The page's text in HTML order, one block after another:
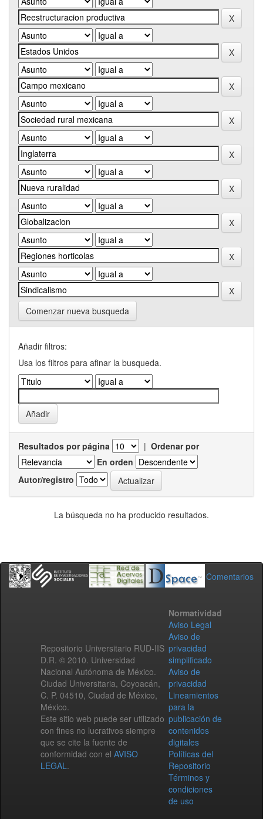
Comenzar nueva busqueda
Añadir filtros:
Usa los filtros para afinar la busqueda.
Resultados por página | Ordenar por
En orden
Autor/registro
La búsqueda no ha producido resultados.
Comentarios
Repositorio Universitario RUD-IIS
D.R. © 2010. Universidad
Nacional Autónoma de México.
Ciudad Universitaria, Coyoacán,
C. P. 04510, Ciudad de México,
México.
Este sitio web puede ser utilizado
con fines no lucrativos siempre
que se cite la fuente de
conformidad con el AVISO
LEGAL.
Normatividad
Aviso Legal
Aviso de
privacidad
simplificado
Aviso de
privacidad
Lineamientos
para la
publicación de
contenidos
digitales
Políticas del
Repositorio
Términos y
condiciones
de uso